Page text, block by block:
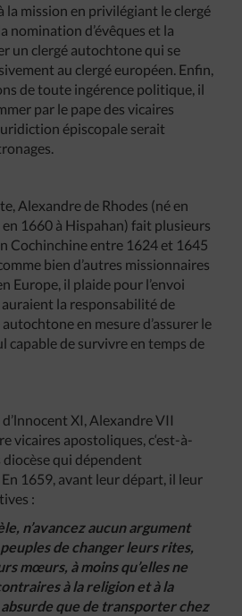
la mission en privilégiant le clergé
nomination d’évêques et la
un clergé autochtone qui se
au clergé européen. Enfin,
de toute ingérence politique, il
par le pape des vicaires
épiscopale serait
Alexandre de Rhodes (né en
1660 à Hispahan) fait plusieurs
Cochinchine entre 1624 et 1645
bien d’autres missionnaires
Europe, il plaide pour l’envoi
auraient la responsabilité de
en mesure d’assurer le
capable de survivre en temps de
XI, Alexandre VII
vicaires apostoliques, c‘est-à-
diocèse qui dépendent
1659, avant leur départ, il leur
:
n’avancez aucun argument
de changer leurs rites,
mœurs, à moins qu’elles ne
à la religion et à la
que de transporter chez